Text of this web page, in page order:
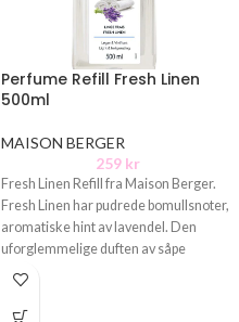
Perfume Refill Fresh Linen
500ml
MAISON BERGER
259 kr
Fresh Linen Refill fra Maison Berger.
Fresh Linen har pudrede bomullsnoter,
aromatiske hint av lavendel. Den
uforglemmelige duften av såpe